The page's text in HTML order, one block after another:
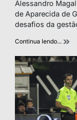
time
Alessandro
de Aparecida de
desafios da
Continua lendo...